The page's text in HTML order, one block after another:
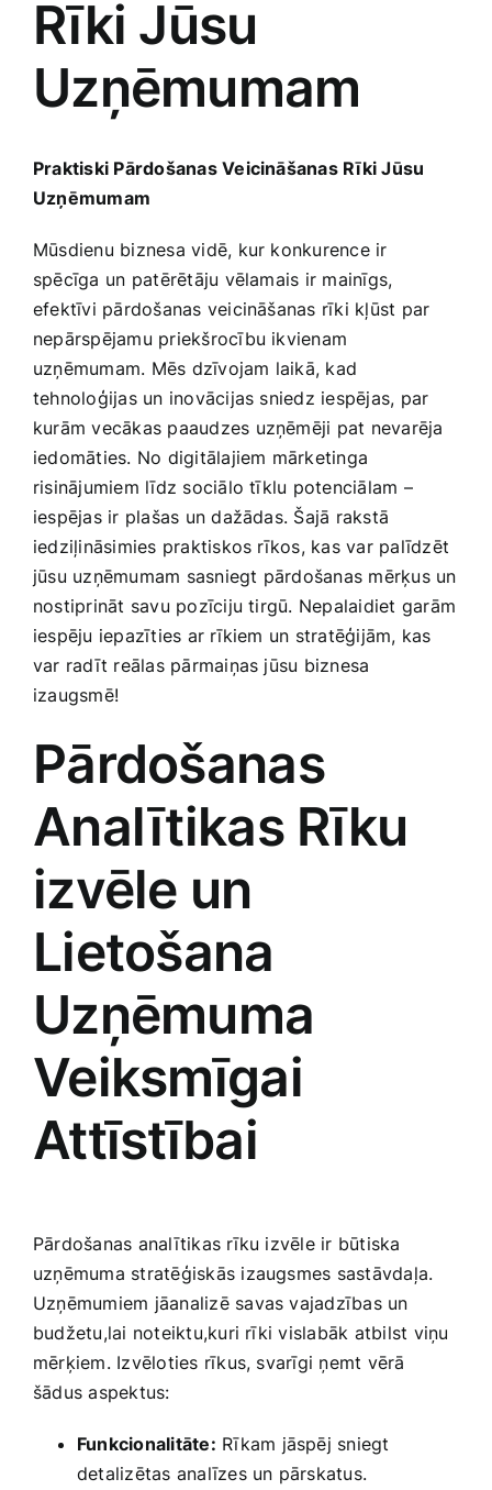
Medicīnas preces
Mobilie telefoni, planšetdatori
Preces birojam
Preces pieaugušajiem
Rotaļlietas, bērnu preces
Smaržas, kosmētika
Sports, tūrisms un atpūta
TV un Sadzīves tehnika
Rīki Jūsu
Uzņēmumam
Praktiski Pārdošanas Veicināšanas Rīki Jūsu
Uzņēmumam
Mūsdienu biznesa vidē, kur konkurence ir
spēcīga⁢ un patērētāju vēlamais ir mainīgs,
efektīvi pārdošanas veicināšanas rīki kļūst par
nepārspējamu priekšrocību ikvienam
uzņēmumam. Mēs dzīvojam laikā, kad
tehnoloģijas un inovācijas sniedz iespējas, par
kurām ​vecākas paaudzes uzņēmēji pat nevarēja
iedomāties. No digitālajiem mārketinga
risinājumiem līdz sociālo tīklu potenciālam –
iespējas ir plašas un dažādas. Šajā rakstā
iedziļināsimies praktiskos rīkos, kas var palīdzēt
jūsu uzņēmumam sasniegt pārdošanas mērķus un
nostiprināt savu pozīciju tirgū. Nepalaidiet garām
iespēju iepazīties ar rīkiem un stratēģijām, kas
var radīt reālas pārmaiņas jūsu biznesa
izaugsmē!
Pārdošanas
Analītikas Rīku
izvēle un
Lietošana
Uzņēmuma
Veiksmīgai
Attīstībai
Pārdošanas analītikas rīku izvēle ir būtiska‍
uzņēmuma stratēģiskās izaugsmes sastāvdaļa.
Uzņēmumiem jāanalizē savas vajadzības un
‍budžetu,lai noteiktu,kuri rīki vislabāk ​atbilst viņu
mērķiem. Izvēloties rīkus, svarīgi ņemt vērā
šādus aspektus:
Funkcionalitāte: Rīkam jāspēj sniegt
detalizētas analīzes un pārskatus.